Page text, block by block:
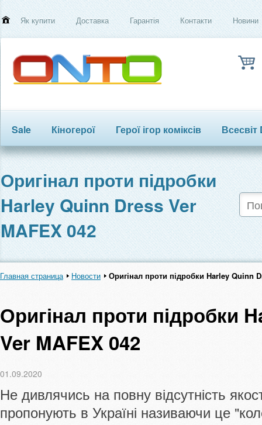
Як купити Доставка Гарантія Контакти Новини
Sale Кіногерої Герої ігор коміксів Всесвіт
Трансформери
Оригінал проти підробки
Harley Quinn Dress Ver
MAFEX 042
Главная страница Новости Оригінал проти підробки Harley Quinn
Оригінал проти підробки
Ver MAFEX 042
01.09.2020
Не дивлячись на повну відсутність
пропонують в Україні називаючи це